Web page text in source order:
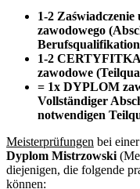
1-2
zawodowego
1-2
zawodowe
= 1x DYPLOM
Vollständiger
notwendigen
Meisterprüfungen bei
Dyplom Mistrzowski
diejenigen, die folgende
können: